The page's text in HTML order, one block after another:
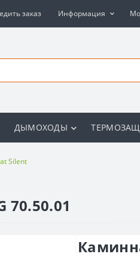
заказ Информация
ДЫМОХОДЫ
Silent
70.50.01